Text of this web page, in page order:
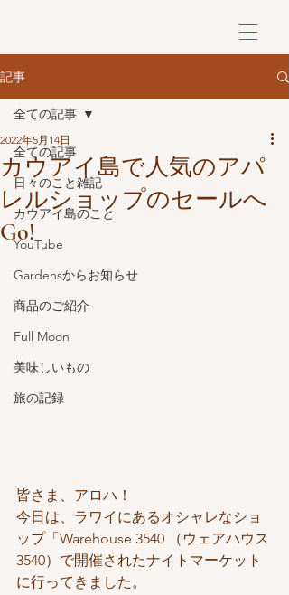
記事
全ての記事
日々のこと雑記
カウアイ島のこと
YouTube
Gardensからお知らせ
商品のご紹介
Full Moon
美味しいもの
旅の記録
全ての記事
カウアイ島で人気のアパ
レルショップのセールへ
Go!
2022年5月14日
皆さま、アロハ！
今日は、ラワイにあるオシャレなショ
ップ「Warehouse 3540 （ウェアハウス
3540）で開催されたナイトマーケット
に行ってきました。